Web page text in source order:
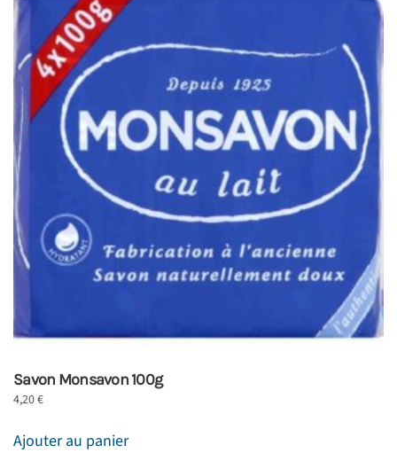
Savon Monsavon 100g
4,20€
Ajouter au panier